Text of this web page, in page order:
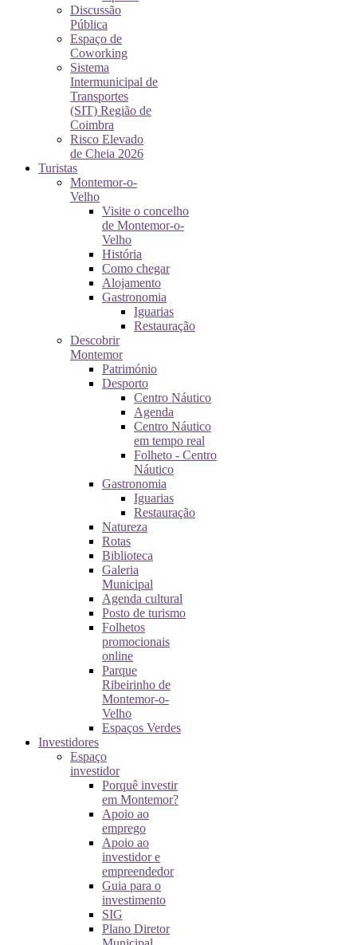
Discussão
Pública
Espaço de
Coworking
Sistema
Intermunicipal de
Transportes
(SIT) Região de
Coimbra
Risco Elevado
de Cheia 2026
Turistas
Montemor-o-
Velho
Visite o concelho
de Montemor-o-
Velho
História
Como chegar
Alojamento
Gastronomia
Iguarias
Restauração
Descobrir
Montemor
Património
Desporto
Centro Náutico
Agenda
Centro Náutico
em tempo real
Folheto - Centro
Náutico
Gastronomia
Iguarias
Restauração
Natureza
Rotas
Biblioteca
Galeria
Municipal
Agenda cultural
Posto de turismo
Folhetos
promocionais
online
Parque
Ribeirinho de
Montemor-o-
Velho
Espaços Verdes
Investidores
Espaço
investidor
Porquê investir
em Montemor?
Apoio ao
emprego
Apoio ao
investidor e
empreendedor
Guia para o
investimento
SIG
Plano Diretor